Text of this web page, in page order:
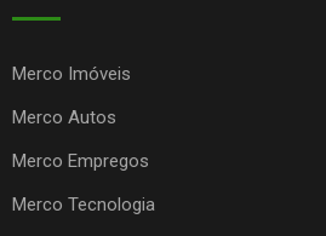
Merco Imóveis
Merco Autos
Merco Empregos
Merco Tecnologia